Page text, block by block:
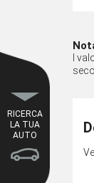
I
RICERCA
LA TUA
AUTO